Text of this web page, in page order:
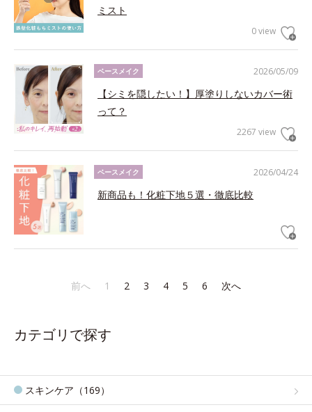
ミスト
0 view
2026/05/09
ベースメイク
【シミを隠したい！】厚塗りしないカバー術
って？
2267 view
2026/04/24
ベースメイク
新商品も！化粧下地５選・徹底比較
前へ 1 2 3 4 5 6 次へ
カテゴリで探す
スキンケア（169）